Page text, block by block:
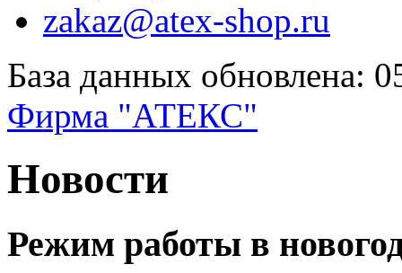
zakaz@atex-shop.ru
База данных обновлена:
Фирма "АТЕКС"
Новости
Режим работы в